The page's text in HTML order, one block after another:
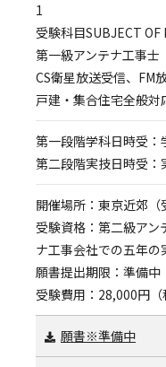
1
受験科目SUBJECT OF
第一級アンテナ工事士
CS衛星放送受信、FM放
戸建・集合住宅全般対
第一段階学科日時受
第二段階実技日時受
開催場所：東京近郊（
受験資格：第二級アン
ナ工事会社での五年の
願書提出期限：準備中
受験費用：28,000円（
願書※準備中